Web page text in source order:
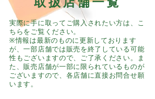
​実際に手に取ってご購入されたい方は、こ
ちらをご覧ください。
※情報は最新のものに更新しております
が、一部店舗では販売を終了している可能
性もございますので、ご了承ください。ま
た、販売店舗が一部に限られているものが
ございますので、各店舗に直接お問合せ願
います。